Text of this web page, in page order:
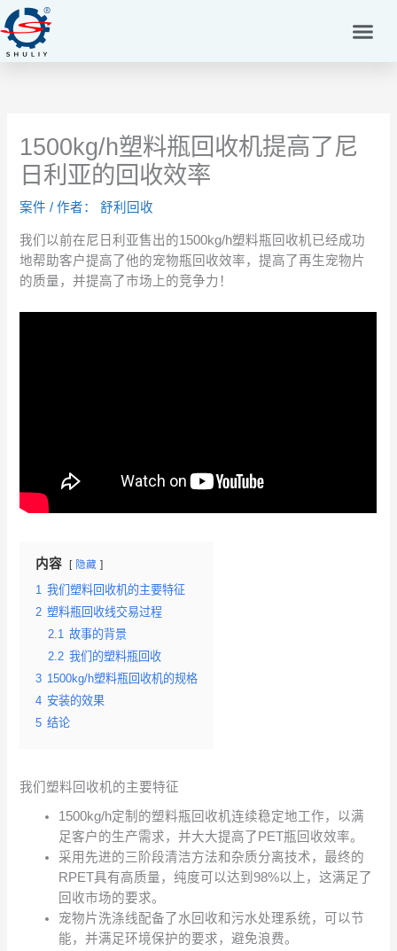
至
内
1500kg/h塑料瓶回收机提高了尼
日利亚的回收效率
案件 / 作者： 舒利回收
我们以前在尼日利亚售出的1500kg/h塑料瓶回收机已经成功
地帮助客户提高了他的宠物瓶回收效率，提高了再生宠物片
的质量，并提高了市场上的竞争力！
内容 隐藏
1
我们塑料回收机的主要特征
2 塑料瓶回收线交易过程
2.1
故事的背景
2.2 我们的塑料瓶回收
3 1500kg/h塑料瓶回收机的规格
4 安装的效果
5 结论
我们塑料回收机的主要特征
1500kg/h定制的塑料瓶回收机连续稳定地工作，以满
足客户的生产需求，并大大提高了PET瓶回收效率。
采用先进的三阶段清洁方法和杂质分离技术，最终的
RPET具有高质量，纯度可以达到98%以上，这满足了
回收市场的要求。
宠物片洗涤线配备了水回收和污水处理系统，可以节
能，并满足环境保护的要求，避免浪费。